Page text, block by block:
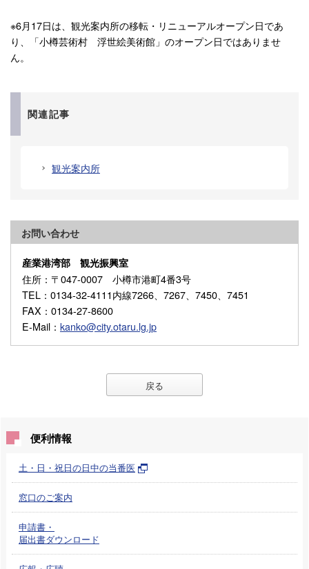
※6月17日は、観光案内所の移転・リニューアルオープン日であ
り、「小樽芸術村 浮世絵美術館」のオープン日ではありませ
ん。
関連記事
観光案内所
お問い合わせ
産業港湾部 観光振興室
住所 ：〒047-0007 小樽市港町4番3号
TEL ：0134-32-4111内線7266、7267、7450、7451
FAX ：0134-27-8600
E-Mail ： kanko@city.otaru.lg.jp
戻る
便利情報
土・日・祝日の日中の当番医
窓口のご案内
申請書・
届出書ダウンロード